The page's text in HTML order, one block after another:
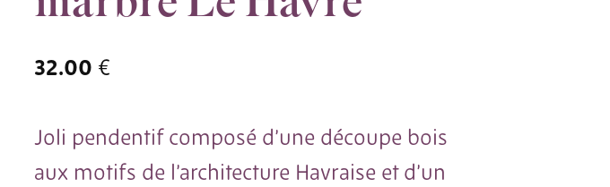
32.00 €
Joli pendentif composé d’une découpe bois
aux motifs de l’architecture Havraise et d’un